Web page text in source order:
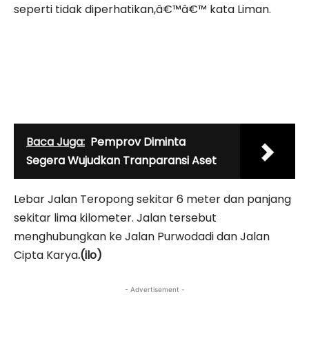
seperti tidak diperhatikan,â€™â€™ kata Liman.
Baca Juga: Pemprov Diminta
Segera Wujudkan Tranparansi Aset
Lebar Jalan Teropong sekitar 6 meter dan panjang
sekitar lima kilometer. Jalan tersebut
menghubungkan ke Jalan Purwodadi dan Jalan
Cipta Karya.(ilo)
- Advertisement -